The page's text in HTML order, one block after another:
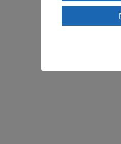
Wenn du auf
ein, dass deine
einem nach
Risiko eines